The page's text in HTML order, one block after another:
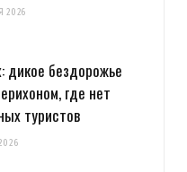
2026
дикое бездорожье
где нет
туристов